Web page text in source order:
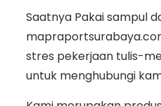
Saatnya Pakai sampul
stres pekerjaan tulis-
untuk menghubungi